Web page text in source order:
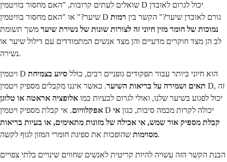
שואלים לעתים קרובות, "האם מחסור בוויטמין D יכול לגרום לאובדן
שיער?" או "האם מחסור בוויטמין D גורם לאובדן שיער?" הקשר בין רמות
נמוכות של חומר מזין חיוני זה לצורות שונות של נשירת שיער משך תשומת
לב הן מצד חוקרים מדעיים והן מצד אנשים המתמודדים עם דילול שיער או
נשירה.
ויטמין D הוא חיוני ביותר עבור תפקודים גופניים רבים, כולל סיוע בצמיחת
תאים ושמירה על בריאות השיער. כאשר איננו מקבלים מספיק ויטמין D, זה
יכול לפגוע בשיער שלנו, ואולי לגרום לבעיות כמו אלופציה אראטה או טלוגן
אפקלוויום
. אי קבלת מספיק ויטמין D יכולה לקרות מכמה סיבות, כגון אי
קבלת מספיק אור שמש, אי אכילה של מזונות מתאימים, או בעיות בריאות
מסוימותשהופכות את ספיגת חומרי המזון לגוף לקשה.
הבנת הקשר הזה עשויה להיות קריטית לאנשים שחווים שינויים בלתי צפויים